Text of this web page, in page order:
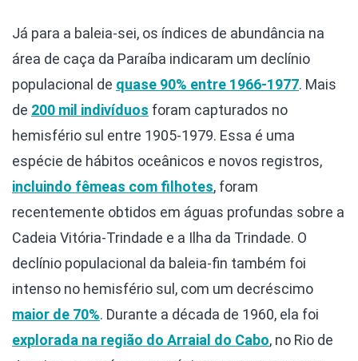
Já para a baleia-sei, os índices de abundância na
área de caça da Paraíba indicaram um declínio
populacional de quase 90% entre 1966-1977. Mais
de 200 mil indivíduos foram capturados no
hemisfério sul entre 1905-1979. Essa é uma
espécie de hábitos oceânicos e novos registros,
incluindo fêmeas com filhotes, foram
recentemente obtidos em águas profundas sobre a
Cadeia Vitória-Trindade e a Ilha da Trindade. O
declínio populacional da baleia-fin também foi
intenso no hemisfério sul, com um decréscimo
maior de 70%. Durante a década de 1960, ela foi
explorada na região do Arraial do Cabo, no Rio de